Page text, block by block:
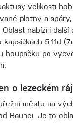
velikosti
plotny a
Oblast nabízí i
kapsičkách 5.11d
houpačku po
o lezeckém
město na
Baunei. Je to